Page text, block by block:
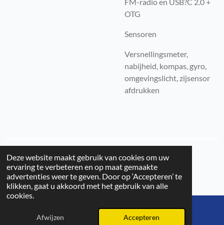
Deze website maakt gebruik van cookies om uw
ervaring te verbeteren en op maat gemaakte
advertenties weer te geven. Door op ‘Accepteren’ te
klikken, gaat u akkoord met het gebruik van alle
cookies.
Afwijzen Accepteren
OTG
Sensoren
Versnellingsmeter,
nabijheid, kompas, gyro,
omgevingslicht, zijsensor
afdrukken
© 2025 - 2026 Cat Telecom
E-mailadres